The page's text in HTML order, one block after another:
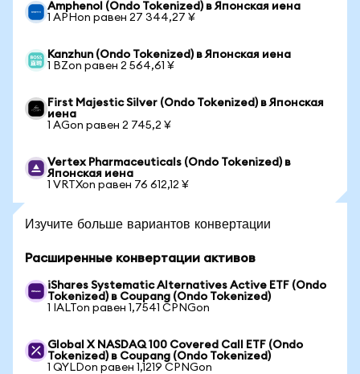
Amphenol (Ondo Tokenized) в Японская иена
1 APHon равен 27 344,27 ¥
Kanzhun (Ondo Tokenized) в Японская иена
1 BZon равен 2 564,61 ¥
First Majestic Silver (Ondo Tokenized) в Японская
иена
1 AGon равен 2 745,2 ¥
Vertex Pharmaceuticals (Ondo Tokenized) в
Японская иена
1 VRTXon равен 76 612,12 ¥
Изучите больше вариантов конвертации
Расширенные конвертации активов
iShares Systematic Alternatives Active ETF (Ondo
Tokenized) в Coupang (Ondo Tokenized)
1 IALTon равен 1,7541 CPNGon
Global X NASDAQ 100 Covered Call ETF (Ondo
Tokenized) в Coupang (Ondo Tokenized)
1 QYLDon равен 1,1219 CPNGon